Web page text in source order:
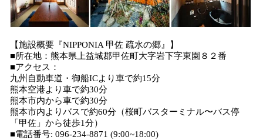
【施設概要『NIPPONIA 甲佐 疏水の郷』】
■所在地：熊本県上益城郡甲佐町大字岩下字東園８２番
■アクセス：
九州自動車道・御船ICより車で約15分
熊本空港より車で約30分
熊本市内から車で約30分
熊本市内よりバスで約60分（桜町バスターミナル〜バス停
「甲佐」から徒歩1分）
■電話番号: 096-234-8871 (9:00~18:00)